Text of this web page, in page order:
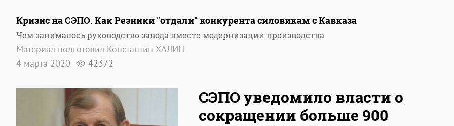
Кризис на СЭПО. Как Резники "отдали" конкурента силовикам с Кавказа
Чем занималось руководство завода вместо модернизации производства
Материал подготовил Константин ХАЛИН
4 марта 2020
42372
СЭПО уведомило власти о
сокращении больше 900